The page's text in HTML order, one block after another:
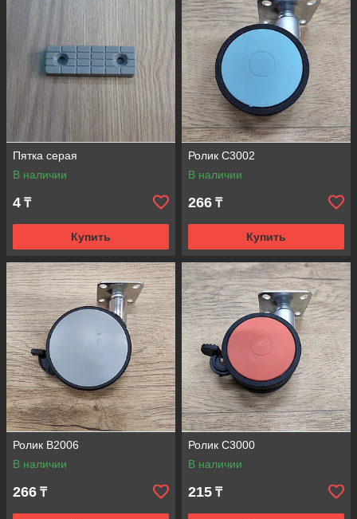
Пятка серая
В наличии
4 ₸
Купить
Ролик С3002
В наличии
266 ₸
Купить
Ролик В2006
В наличии
266 ₸
Ролик С3000
В наличии
215 ₸